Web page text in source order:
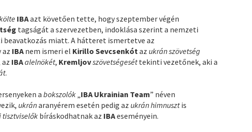
IBAazt követően tette, hogy szeptember végén
tagságát a szervezetben, indoklása szerint a nemzeti
miatt. A hátteret ismertetve az
az IBA nem ismeri el Kirillo Sevcsenkótaz ukrán szövetség
az IBAalelnökét, Kremljovszövetségeséttekinti vezetőnek, aki a
.
abokszolók „IBA Ukrainian Team” néven
ukránaranyérem esetén pedig az ukrán himnusztis
tisztviselők bíráskodhatnak az IBAeseményein.